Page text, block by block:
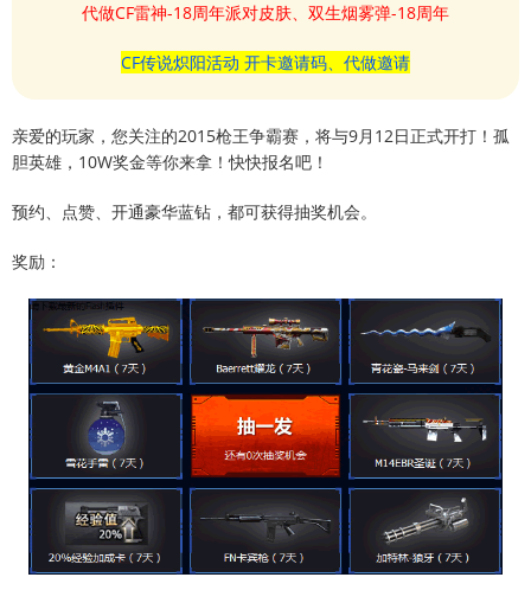
代做CF雷神-18周年派对皮肤、双生烟雾弹-18周年
CF传说炽阳活动 开卡邀请码、代做邀请
亲爱的玩家，您关注的2015枪王争霸赛，将与9月12日正式开打！孤
胆英雄，10W奖金等你来拿！快快报名吧！
预约、点赞、开通豪华蓝钻，都可获得抽奖机会。
奖励：